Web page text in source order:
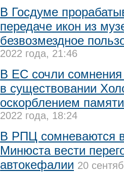
В Госдуме
передаче икон из
безвозмездное
2022 года, 21:46
В ЕС сочли
в существовании
оскорблением
2022 года, 18:24
В РПЦ сомневаются в
Минюста вести
автокефалии 20